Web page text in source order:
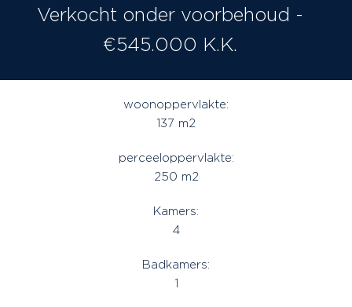
Verkocht onder voorbehoud -
€545.000 K.K.
woonoppervlakte:
137 m2
perceeloppervlakte:
250 m2
Kamers:
4
Badkamers:
1